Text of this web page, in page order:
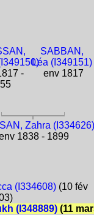
-
SABBAN,
Léa (I349151)
env 1817
Zahra (I334626)
1838 - 1899
(I334608)(10 fév
(I348889)(11